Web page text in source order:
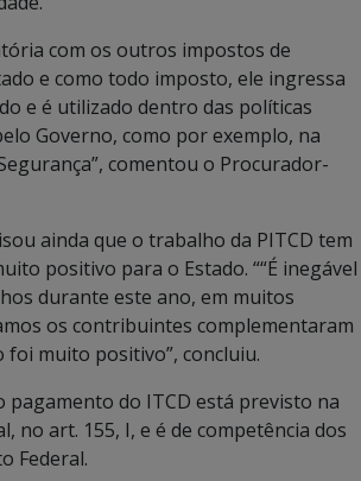
com os outros impostos de
e como todo imposto, ele ingressa
e é utilizado dentro das políticas
Governo, como por exemplo, na
comentou o Procurador-
ainda que o trabalho da PITCD tem
positivo para o Estado. ““É inegável
durante este ano, em muitos
os contribuintes complementaram
foi muito positivo”, concluiu.
pagamento do ITCD está previsto na
no art. 155, I, e é de competência dos
Federal.